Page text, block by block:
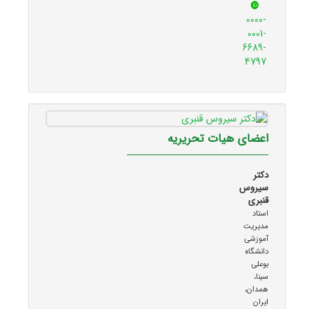
0000-
0001-
6689-
4797
اعضای هیات تحریریه
دکتر
سیروس
قنبری
استاد
مدیریت
آموزشی
دانشگاه
بوعلی
سینا،
همدان،
ایران